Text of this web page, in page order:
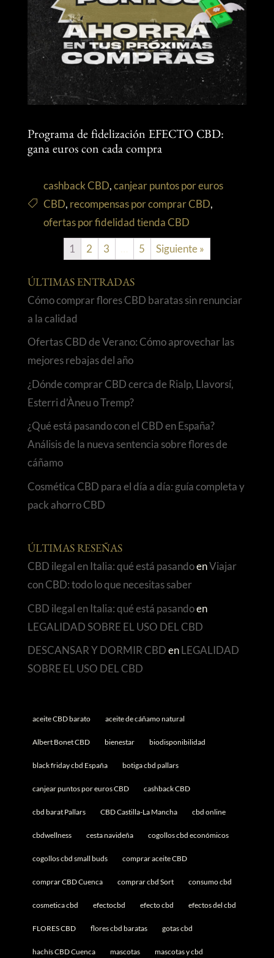
Programa de fidelización EFECTO CBD:
gana euros con cada compra
cashback CBD,canjear puntos por euros
CBD, recompensas por comprar CBD,
ofertas por fidelidad tienda CBD
1 2 3 5 Siguiente »
ÚLTIMAS ENTRADAS
Cómo comprar flores CBD baratas sin renunciar
a la calidad
Ofertas CBD de Verano: Cómo aprovechar las
mejores rebajas del año
¿Dónde comprar CBD cerca de Rialp, Llavorsí,
Esterri d’Àneu o Tremp?
¿Qué está pasando con el CBD en España?
Análisis de la nueva sentencia sobre flores de
cáñamo
Cosmética CBD para el día a día: guía completa y
pack ahorro CBD
ÚLTIMAS RESEÑAS
CBD ilegal en Italia: qué está pasandoenViajar
con CBD: todo lo que necesitas saber
CBD ilegal en Italia: qué está pasandoen
LEGALIDAD SOBRE EL USO DEL CBD
DESCANSAR Y DORMIR CBDenLEGALIDAD
SOBRE EL USO DEL CBD
aceite CBD barato aceite de cáñamo natural
Albert Bonet CBD bienestar biodisponibilidad
black friday cbd España botiga cbd pallars
canjear puntos por euros CBD cashback CBD
cbd barat Pallars CBD Castilla-La Mancha cbd online
cbdwellness cesta navideña cogollos cbd económicos
cogollos cbd small buds comprar aceite CBD
comprar CBD Cuenca comprar cbd Sort consumo cbd
cosmetica cbd efectocbd efecto cbd efectos del cbd
FLORES CBD flores cbd baratas gotas cbd
hachís CBD Cuenca mascotas mascotas y cbd